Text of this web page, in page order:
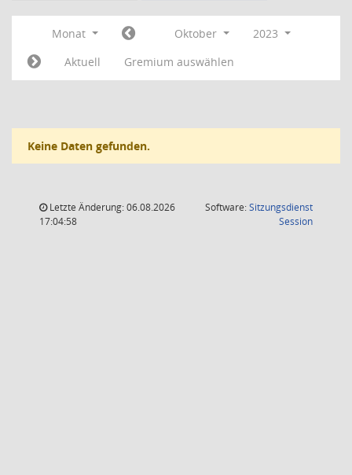
Monat Oktober
2023
Aktuell
Gremium auswählen
Keine Daten gefunden.
Letzte Änderung: 06.08.2026
17:04:58
Software:Sitzungsdienst
Session(Wird in